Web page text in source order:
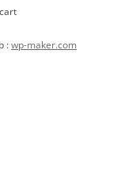
:wp-maker.com